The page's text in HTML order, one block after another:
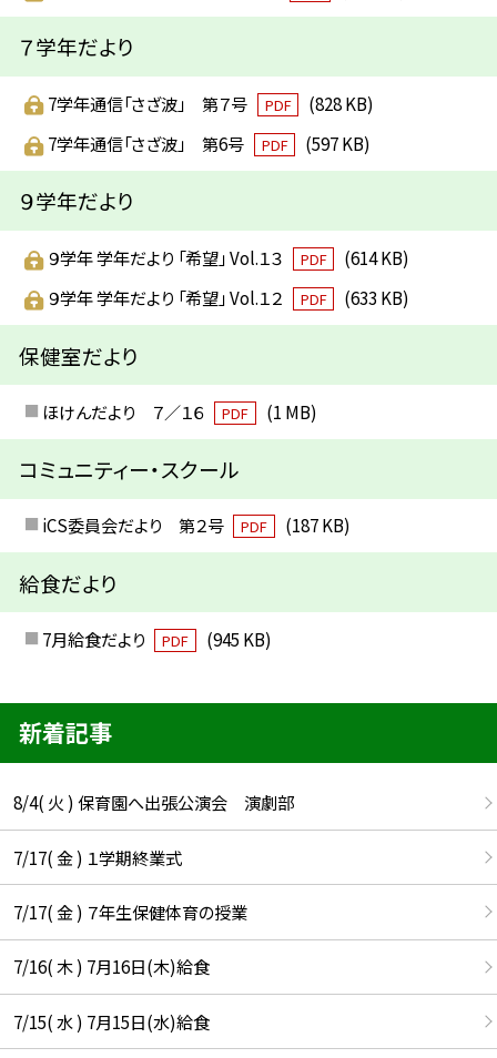
７学年だより
7学年通信「さざ波」 第７号 PDF
(828 KB)
7学年通信「さざ波」 第6号
PDF (597 KB)
９学年だより
９学年 学年だより 「希望」 Vol.１３ PDF
(614 KB)
９学年 学年だより 「希望」 Vol.１２
PDF (633 KB)
保健室だより
ほけんだより ７／１６ PDF (1 MB)
コミュニティー・スクール
iCS委員会だより 第２号 PDF (187 KB)
給食だより
7月給食だより PDF (945 KB)
新着記事
8/4( 火 ) 保育園へ出張公演会 演劇部
7/17( 金 ) １学期終業式
7/17( 金 ) ７年生保健体育の授業
7/16( 木 ) 7月16日(木)給食
7/15( 水 ) 7月15日(水)給食